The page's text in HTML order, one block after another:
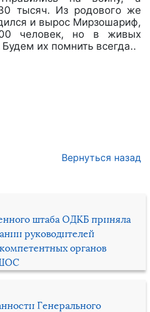
штаба ОДКБ приняла
руководителей
органов
Генерального
тысяч. Из родового же
и вырос Мирзошариф,
человек, но в живых
их помнить всегда..
Вернуться назад